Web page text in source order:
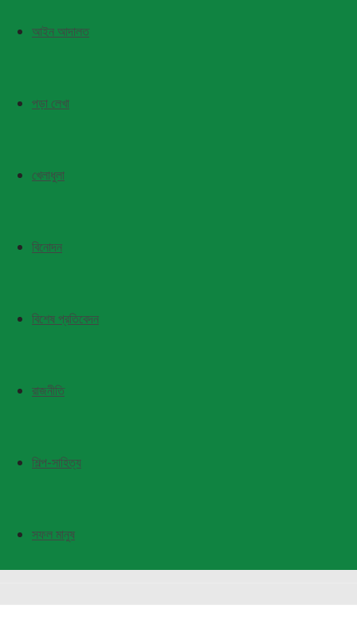
আইন আদালত
পড়া লেখা
খেলাধুলা
বিনোদন
বিশেষ প্রতিবেদন
রাজনীতি
শিল্প-সাহিত্য
সফল মানুষ